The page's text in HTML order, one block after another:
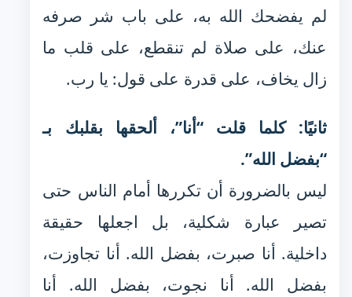
لم يفضحك الله به، على باب شر صرفه
عنك، على صلاة لم تنقطع، على قلب ما
زال يخاف، على قدرة على قول: يا رب.
ثانيًا: كلما قلت “أنا”، ألحقها بقلبك بـ
“بفضل الله”.
ليس بالضرورة أن تكررها أمام الناس حتى
تصير عبارة شكلية، بل اجعلها حقيقة
داخلية. أنا صبرت، بفضل الله. أنا تجاوزت،
بفضل الله. أنا نجوت، بفضل الله. أنا